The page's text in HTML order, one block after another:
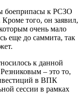
боеприпасы к РСЗО
того, он заявил,
очень мало
еще до саммита, так
к данной
– это то,
в ВПК
сессии в рамках